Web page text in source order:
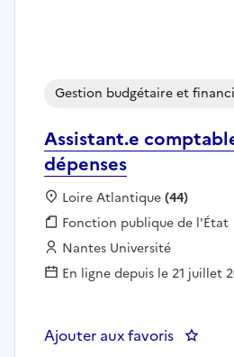
Assistant.e
dépenses
Gestion budgétaire et
Localisation :
Loire Atlantique(44)
Fonction publique :
Fonction publique de l'État
Employeur :
Nantes Université
En ligne depuis le 21 juillet
Ajouter aux favoris :